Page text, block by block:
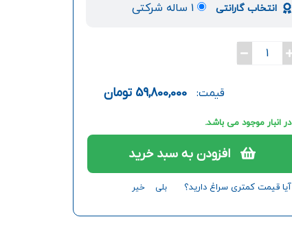
انتخاب گارانتی ۱ ساله شرکتی
1
قیمت: 59,800,000 تومان
در انبار موجود می باشد.
افزودن به سبد خرید
آیا قیمت کمتری سراغ دارید؟ بلی خیر